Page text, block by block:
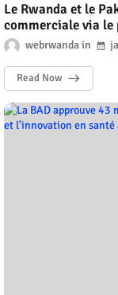
Le Rwanda et le
commerciale via
webrwanda
Read Now